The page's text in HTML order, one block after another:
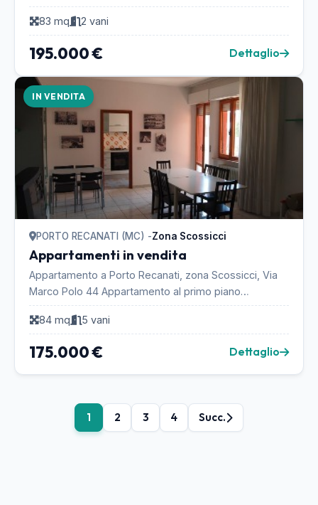
Scalo (MC) per info 3356791107...
83 mq
2 vani
195.000 € Dettaglio
IN VENDITA
PORTO RECANATI (MC) -Zona Scossicci
Appartamenti in vendita
Appartamento a Porto Recanati, zona Scossicci, Via
Marco Polo 44 Appartamento al primo piano
raggiungibile con scala condominiale Misure (approx):
*l...84 mq 5 vani
175.000 € Dettaglio
1 2 3 4 Succ.